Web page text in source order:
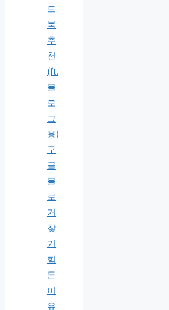
트
북
추
천
(ft.
블
로
그
용)
구
글
블
로
거
찾
기
힘
든
이
유